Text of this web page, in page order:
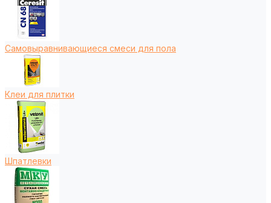
Самовыравнивающиеся смеси для пола
Клеи для плитки
Шпатлевки